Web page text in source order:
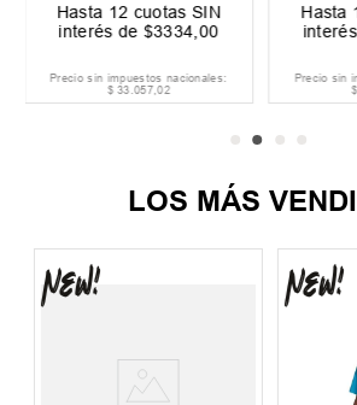
Hasta12cuotas SIN
interés de$3833
Precio sin impuestos nacionales:
$ 38.
LOS MÁS